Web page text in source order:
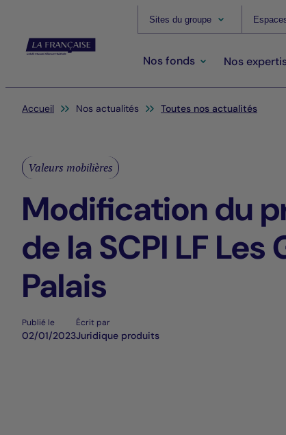
Sites du groupe
Nos fonds Nos
Vous êtes ici:
Accueil Nos actualités Toutes nos actualités
Valeurs mobilières
Modification du
de la SCPI LF Les
Palais
Publié le
02/01/2023
Écrit par
Juridique produits